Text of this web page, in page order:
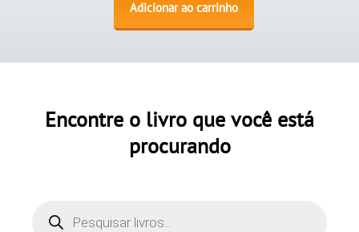
Adicionar ao carrinho
Encontre o livro que você está
procurando